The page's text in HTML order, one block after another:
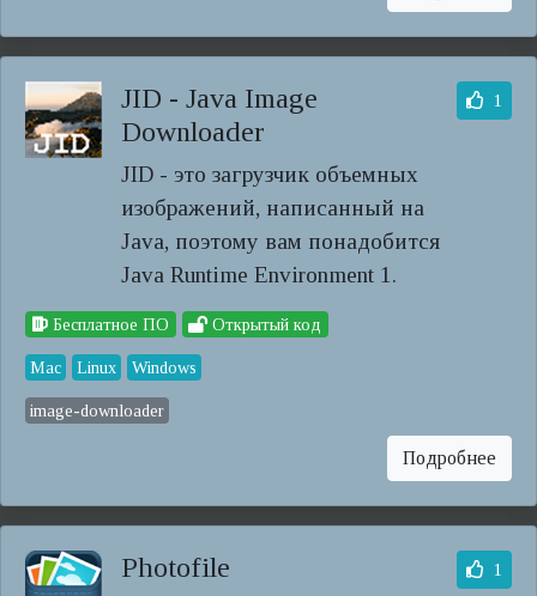
JID - Java Image
Downloader
JID - это загрузчик объемных
изображений, написанный на
Java, поэтому вам понадобится
Java Runtime Environment 1.
1
Бесплатное ПО Открытый код
Mac Linux Windows
image-downloader
Подробнее
Photofile 1